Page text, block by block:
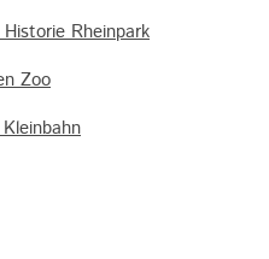
Rheinpark
Zoo